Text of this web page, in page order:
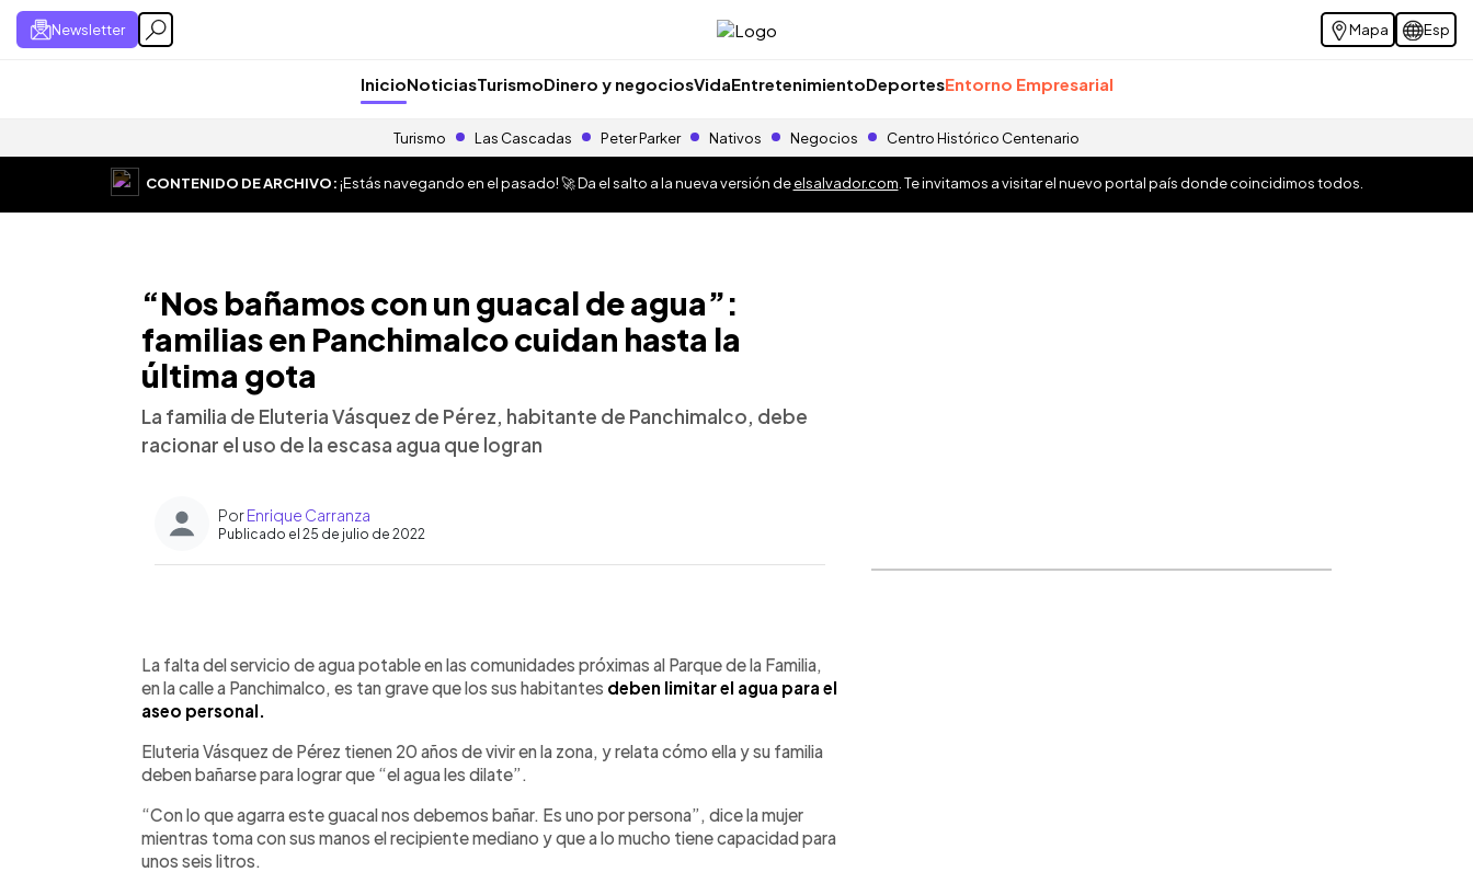
Newsletter Mapa Esp
InicioNoticiasTurismoDinero y negociosVidaEntretenimientoDeportesEntorno Empresarial
Turismo Las Cascadas Peter Parker Nativos Negocios Centro Histórico Centenario
CONTENIDO DE ARCHIVO:¡Estás navegando en el pasado! 🚀 Da el salto a la nueva versión deelsalvador.com . Te invitamos a visitar el nuevo portal país donde coincidimos todos.
“Nos bañamos con un guacal de agua”:
familias en Panchimalco cuidan hasta la
última gota
La familia de Eluteria Vásquez de Pérez, habitante de Panchimalco, debe
racionar el uso de la escasa agua que logran
PorEnrique Carranza
Publicado el 25 de julio de 2022
► Escuchar artículo
La falta del servicio de agua potable en las comunidades próximas al Parque de la Familia,
en la calle a Panchimalco, es tan grave que los sus habitantes deben limitar el agua para el
aseo personal.
Eluteria Vásquez de Pérez tienen 20 años de vivir en la zona, y relata cómo ella y su familia
deben bañarse para lograr que “el agua les dilate”.
“Con lo que agarra este guacal nos debemos bañar. Es uno por persona”, dice la mujer
mientras toma con sus manos el recipiente mediano y que a lo mucho tiene capacidad para
unos seis litros.